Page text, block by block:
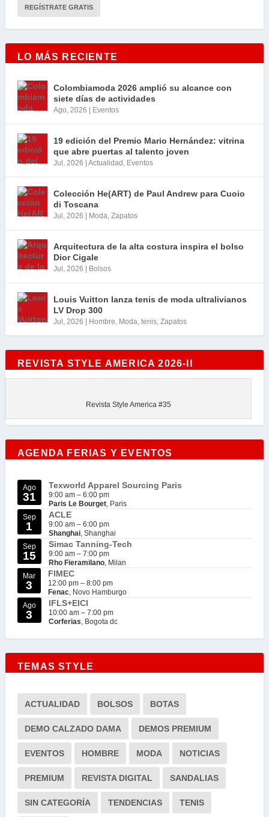
LO MÁS RECIENTE
Colombiamoda 2026 amplió su alcance con
siete días de actividades
Ago, 2026 Eventos
19 edición del Premio Mario Hernández: vitrina
que abre puertas al talento joven
Jul, 2026 Actualidad , Eventos
Colección He(ART) de Paul Andrew para Cuoio
di Toscana
Jul, 2026 Moda, Zapatos
Arquitectura de la alta costura inspira el bolso
Dior Cigale
Jul, 2026 Bolsos
Louis Vuitton lanza tenis de moda ultralivianos
LV Drop 300
Jul, 2026 Hombre, Moda, tenis, Zapatos
REVISTA STYLE AMERICA 2026-II
Revista Style America #35
AGENDA FERIAS Y EVENTOS
Ago
31
Texworld Apparel Sourcing Paris
9:00 am – 6:00 pm
Paris Le Bourget, Paris
Sep
1
ACLE
9:00 am – 6:00 pm
Shanghai, Shanghai
Sep
15
Simac Tanning-Tech
9:00 am – 7:00 pm
Rho Fieramilano, Milan
Mar
3
FIMEC
12:00 pm – 8:00 pm
Fenac, Novo Hamburgo
Ago
3
IFLS+EICI
10:00 am – 7:00 pm
Corferias, Bogota dc
TEMAS STYLE
ACTUALIDAD BOLSOS BOTAS
DEMO CALZADO DAMA DEMOS PREMIUM
EVENTOS HOMBRE MODA NOTICIAS
PREMIUM REVISTA DIGITAL SANDALIAS
SIN CATEGORÍA TENDENCIAS TENIS